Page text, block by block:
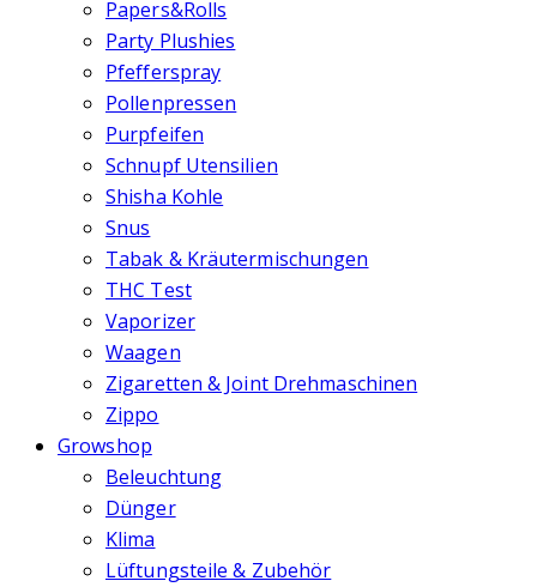
Papers&Rolls
Party Plushies
Pfefferspray
Pollenpressen
Purpfeifen
Schnupf Utensilien
Shisha Kohle
Snus
Tabak & Kräutermischungen
THC Test
Vaporizer
Waagen
Zigaretten & Joint Drehmaschinen
Zippo
Growshop
Beleuchtung
Dünger
Klima
Lüftungsteile & Zubehör